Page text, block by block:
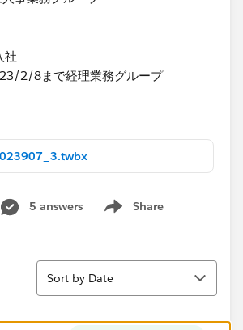
社
2/8まで経理業務グループ
勤怠情報を連携させ部門の在籍情報を
は
2023/1/15までです。
5 answers Share
Show menu
Sort
Sort by Date